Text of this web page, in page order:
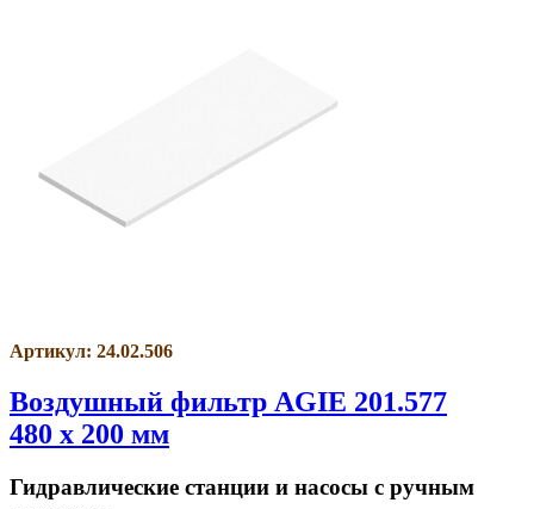
Артикул: 24.02.506
Воздушный фильтр AGIE 201.577
480 x 200 мм
Гидравлические станции и насосы с ручным